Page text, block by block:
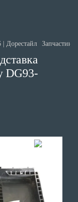
| Дорестайл
DG93-